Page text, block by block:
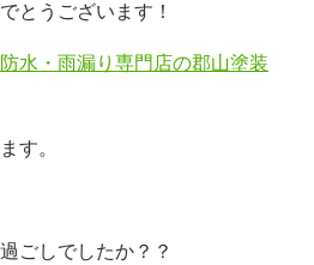
とうございます！
水・雨漏り専門店の郡山塗装
す。
ごしでしたか？？